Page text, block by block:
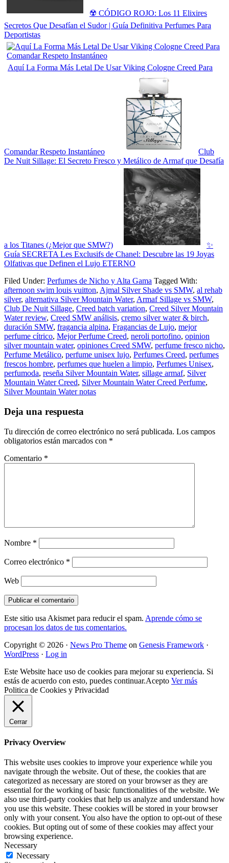
☢️ CÓDIGO ROJO: Los 11 Elixires
Secretos Que Desafían el Sudor | Guía Definitiva Perfumes Para
Deportistas
Aquí La Forma Más Letal De Usar Viking Cologne Creed Para
Comandar Respeto Instantáneo
Club
De Nuit Sillage: El Secreto Fresco y Metálico de Armaf que Desafía
a los Titanes (¿Mejor que SMW?)
✨
Guía SECRETA Les Exclusifs de Chanel: Descubre las 19 Joyas
Olfativas que Definen el Lujo ETERNO
Filed Under: Perfumes de Nicho y Alta Gama Tagged With:
afternoon swim louis vuitton, Ajmal Silver Shade vs SMW, al rehab
silver, alternativa Silver Mountain Water, Armaf Sillage vs SMW,
Club De Nuit Sillage, Creed batch variation, Creed Silver Mountain
Water review, Creed SMW análisis, cremo silver water & birch,
duración SMW, fragancia alpina, Fragancias de Lujo, mejor
perfume cítrico, Mejor Perfume Creed, neroli portofino, opinion
silver mountain water, opiniones Creed SMW, perfume fresco nicho,
Perfume Metálico, perfume unisex lujo, Perfumes Creed, perfumes
frescos hombre, perfumes que huelen a limpio, Perfumes Unisex,
perfumoda, reseña Silver Mountain Water, sillage armaf, Silver
Mountain Water Creed, Silver Mountain Water Creed Perfume,
Silver Mountain Water notas
Deja una respuesta
Tu dirección de correo electrónico no será publicada. Los campos
obligatorios están marcados con *
Comentario *
Nombre *
Correo electrónico *
Web
Este sitio usa Akismet para reducir el spam. Aprende cómo se
procesan los datos de tus comentarios.
Copyright © 2026 · News Pro Theme on Genesis Framework ·
WordPress · Log in
Este Website hace uso de cookies para mejorar su experiencia. Si
estás de acuerdo con esto, puedes continuar.Acepto Ver más
Politica de Cookies y Privacidad
Cerrar
Privacy Overview
This website uses cookies to improve your experience while you
navigate through the website. Out of these, the cookies that are
categorized as necessary are stored on your browser as they are
essential for the working of basic functionalities of the website. We
also use third-party cookies that help us analyze and understand how
you use this website. These cookies will be stored in your browser
only with your consent. You also have the option to opt-out of these
cookies. But opting out of some of these cookies may affect your
browsing experience.
Necessary
Necessary